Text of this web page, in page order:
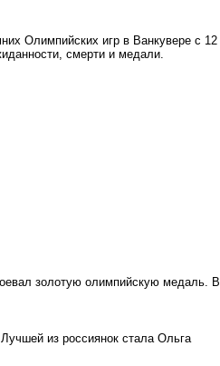
Олимпийских игр в Ванкувере с 12
смерти и медали.
золотую олимпийскую медаль. В
из россиянок стала Ольга